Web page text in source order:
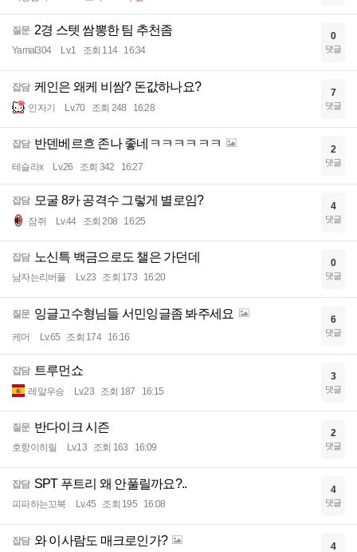
질문 2경 스텟 쌈뽕한 팀 추천좀
Yamal304 Lv.1 조회 114 16:34
0
댓글
잡담 케인은 왜케 비쌈? 돈값하나요?
인자기 Lv.70 조회 248 16:28
7
댓글
잡담 반덴베르흐 존나 좋네ㅋㅋㅋㅋㅋㅋ
테슬라x Lv.26 조회 342 16:27
2
댓글
잡담 모굴 8카 공격수 그렇게 별로임?
잠쥐 Lv.44 조회 208 16:25
4
댓글
잡담 노신특 백금으로도 챌은 가던데
남자는리버풀 Lv.23 조회 173 16:20
0
댓글
질문 잉글고수형님들 서민잉글좀 봐주세요
케머 Lv.65 조회 174 16:16
6
댓글
잡담 트루먼쇼
레알우승 Lv.23 조회 187 16:15
3
댓글
질문 반다이크 시즌
호항이히릴 Lv.13 조회 163 16:09
2
댓글
잡담 SPT 푸트리 왜 안풀릴까요?..
피파하는꼬북 Lv.45 조회 195 16:08
4
댓글
잡담 와 이사람도 매크로인가? 4